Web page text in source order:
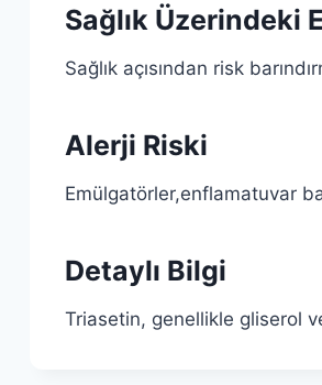
Sağlık Üzerindeki
Sağlık açısından risk
Alerji Riski
Emülgatörler,enflamatuvar
Detaylı Bilgi
Triasetin, genellikle gliserol